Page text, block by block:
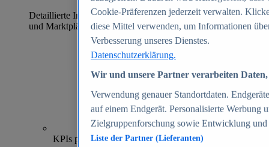
Detaillierte Informationen zu mehr als 39.000 Online-Shops
und Marktplätzen
70+
KPIs pro Shop
Cookie-Präferenzen jederzeit verwalten.
diese Mittel verwenden, um Informationen
Verbesserung unseres Dienstes.
Datenschutzerklärung.
Wir und unsere Partner verarbeiten
Verwendung genauer Standortdaten.
auf einem Endgerät. Personalisierte Werbung
Zielgruppenforschung sowie Entwicklung
Liste der Partner (Lieferanten)